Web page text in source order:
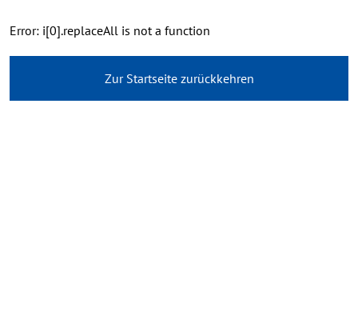
Error: i[0].replaceAll is not a function
Zur Startseite zurückkehren